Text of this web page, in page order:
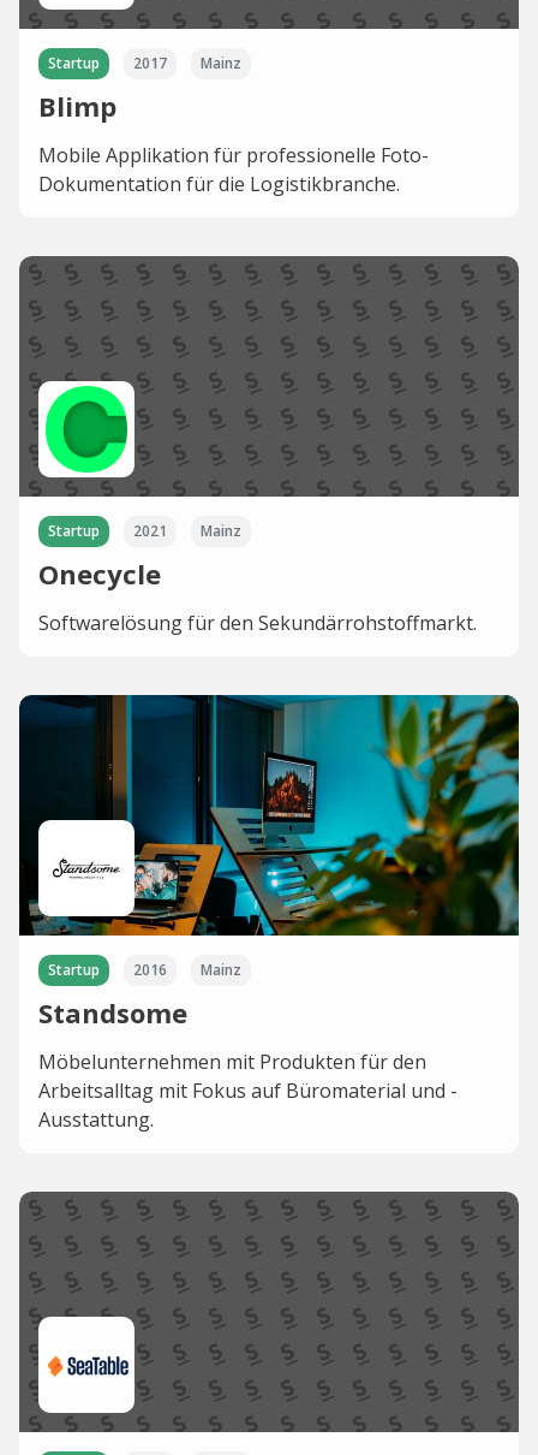
Startup 2017 Mainz
Blimp
Mobile Applikation für professionelle Foto-
Dokumentation für die Logistikbranche.
Startup 2021 Mainz
Onecycle
Softwarelösung für den Sekundärrohstoffmarkt.
Startup 2016 Mainz
Standsome
Möbelunternehmen mit Produkten für den
Arbeitsalltag mit Fokus auf Büromaterial und -
Ausstattung.